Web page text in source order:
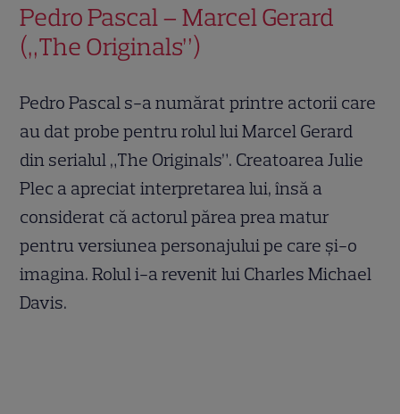
Pedro Pascal – Marcel Gerard
(„The Originals”)
Pedro Pascal s-a numărat printre actorii care
au dat probe pentru rolul lui Marcel Gerard
din serialul „The Originals”. Creatoarea Julie
Plec a apreciat interpretarea lui, însă a
considerat că actorul părea prea matur
pentru versiunea personajului pe care și-o
imagina. Rolul i-a revenit lui Charles Michael
Davis.